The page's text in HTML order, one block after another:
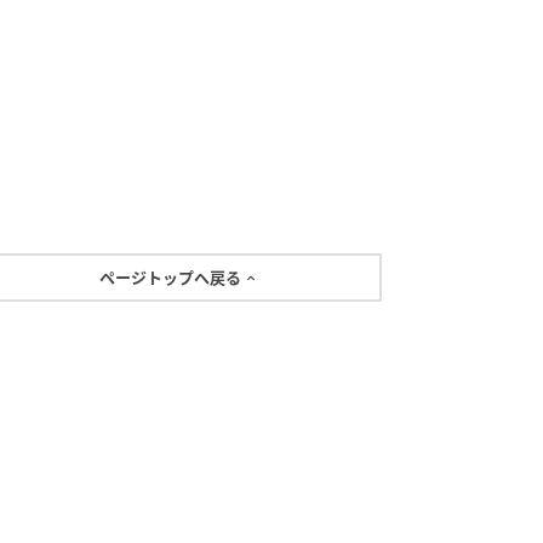
ページトップへ戻る